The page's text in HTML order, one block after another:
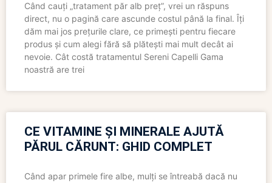
Când cauți „tratament păr alb preț”, vrei un răspuns
direct, nu o pagină care ascunde costul până la final. Îți
dăm mai jos prețurile clare, ce primești pentru fiecare
produs și cum alegi fără să plătești mai mult decât ai
nevoie. Cât costă tratamentul Sereni Capelli Gama
noastră are trei
CE VITAMINE ȘI MINERALE AJUTĂ
PĂRUL CĂRUNT: GHID COMPLET
Când apar primele fire albe, mulți se întreabă dacă nu